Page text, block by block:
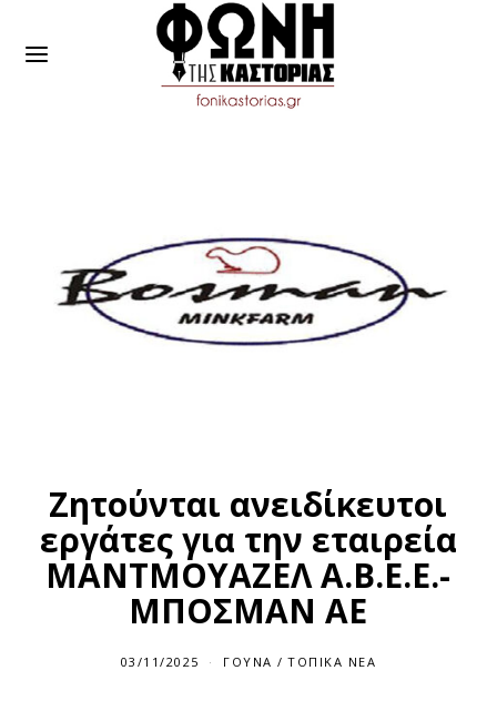
Ζητούνται ανειδίκευτοι
εργάτες για την εταιρεία
ΜΑΝΤΜΟΥΑΖΕΛ Α.Β.Ε.Ε.-
ΜΠΟΣΜΑΝ ΑΕ
03/11/2025 ΓΟΎΝΑ / ΤΟΠΙΚΆ ΝΈΑ